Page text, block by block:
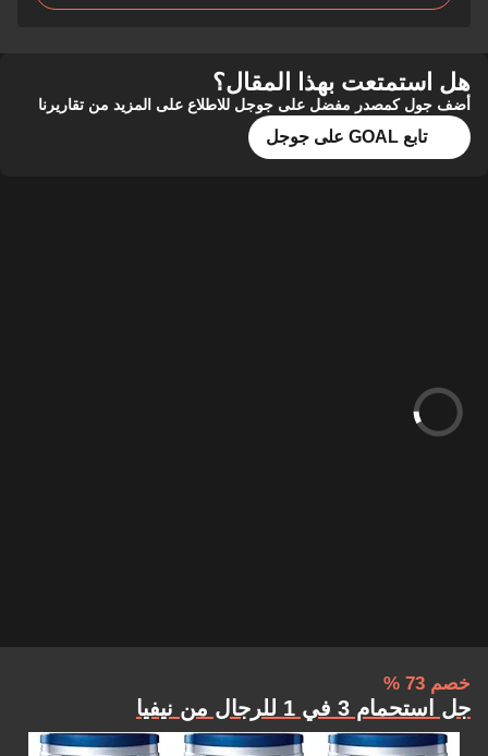
هل استمتعت بهذا المقال؟
أضف جول كمصدر مفضل على جوجل للاطلاع على المزيد من تقاريرنا
تابع GOAL على جوجل
خصم 73 %
جل استحمام 3 في 1 للرجال من نيفيا